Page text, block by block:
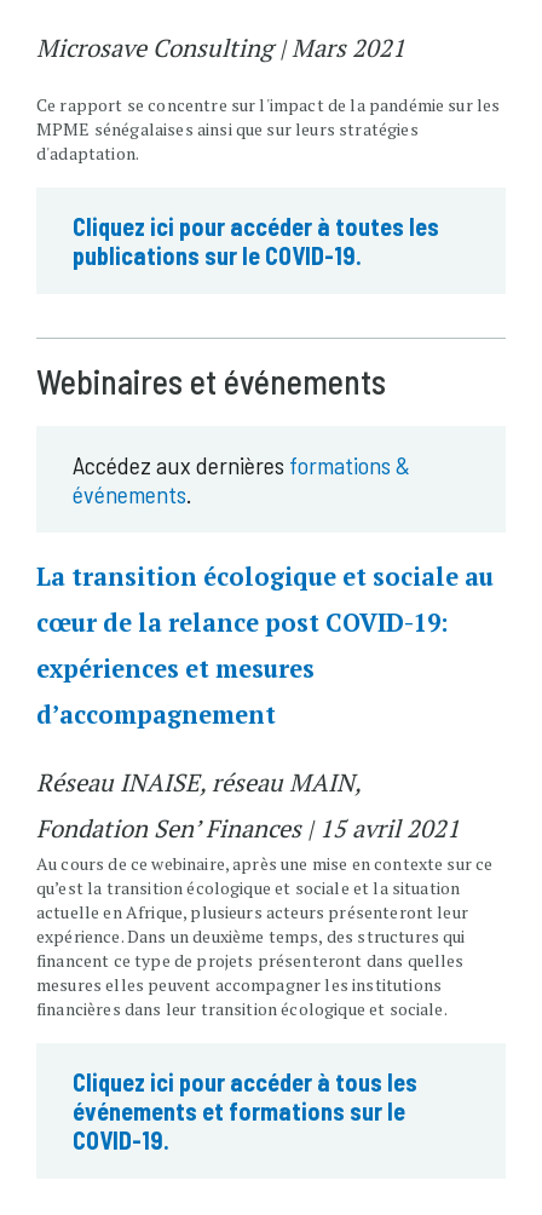
Microsave Consulting | Mars 2021
Ce rapport se concentre sur l'impact de la pandémie sur les
MPME sénégalaises ainsi que sur leurs stratégies
d'adaptation.
Cliquez ici pour accéder à toutes les
publications sur le COVID-19.
Webinaires et événements
Accédez aux dernières formations &
événements
La transition écologique et sociale au
cœur de la relance post COVID-19:
expériences et mesures
d’accompagnement
Réseau INAISE, réseau MAIN,
Fondation Sen’ Finances | 15 avril 2021
Au cours de ce webinaire, après une mise en contexte sur ce
qu’est la transition écologique et sociale et la situation
actuelle en Afrique, plusieurs acteurs présenteront leur
expérience. Dans un deuxième temps, des structures qui
financent ce type de projets présenteront dans quelles
mesures elles peuvent accompagner les institutions
financières dans leur transition écologique et sociale.
Cliquez ici pour accéder à tous les
événements et formations sur le
COVID-19.